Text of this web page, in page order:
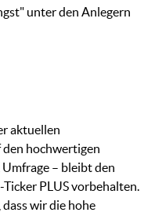
unter den Anlegern
aktuellen
hochwertigen
– bleibt den
PLUS vorbehalten.
wir die hohe